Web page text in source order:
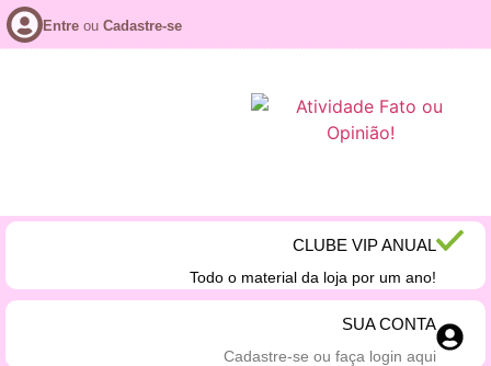
Entre ou Cadastre-se
CLUBE VIP ANUAL
Todo o material da loja por um ano!
SUA CONTA
Cadastre-se ou faça login aqui